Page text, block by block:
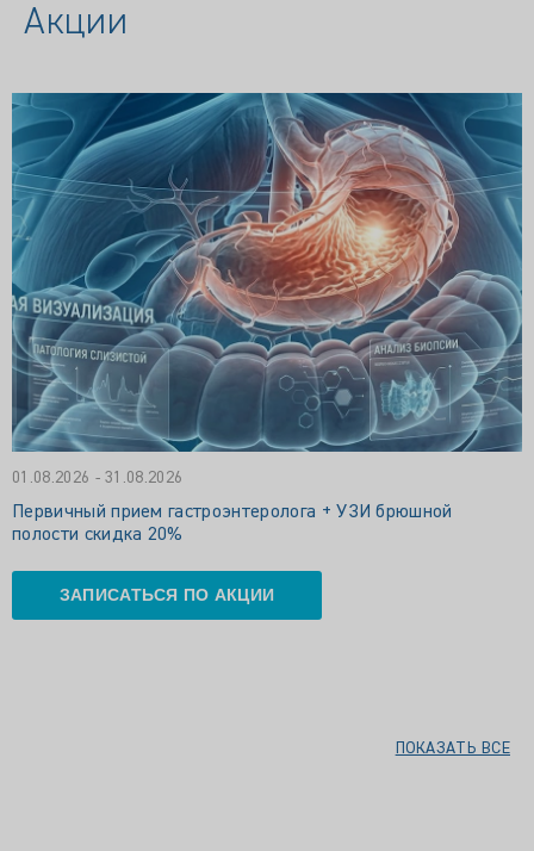
Акции
01.08.2026 - 31.08.2026
Первичный прием гастроэнтеролога + УЗИ брюшной
полости скидка 20%
ЗАПИСАТЬСЯ ПО АКЦИИ
ПОКАЗАТЬ ВСЕ